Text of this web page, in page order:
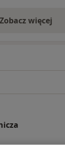
Zobacz więcej